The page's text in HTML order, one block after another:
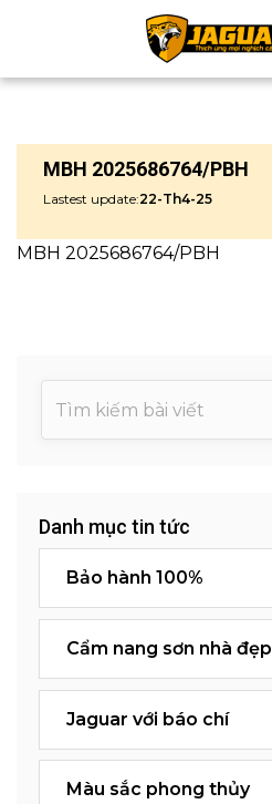
MBH 2025686764/PBH
Lastest update:22-Th4-25
MBH 2025686764/PBH
Danh mục tin tức
Bảo hành 100%
Cẩm nang sơn nhà đẹp
Jaguar với báo chí
Màu sắc phong thủy